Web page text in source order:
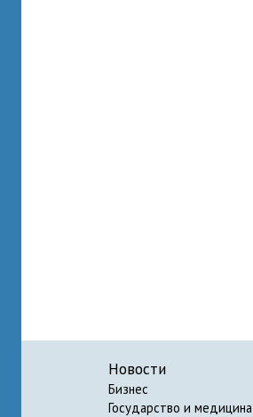
Новости
Бизнес
Государство и медицина